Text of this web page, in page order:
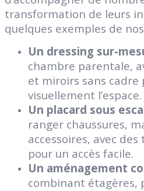
transformation de leurs
quelques exemples de
Un dressing sur-
chambre parentale,
et miroirs sans
visuellement l’espace.
Un placard sous
ranger chaussures,
accessoires, avec
pour un accès facile.
Un aménagement
combinant étagères,